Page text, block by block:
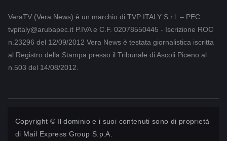
VeraTV (Vera News) è un marchio di TVP ITALY S.r.l. – PEC:
tvpitaly@arubapec.it P.IVA e C.F. 02078550445 - Iscrizione ROC
n.23296 del 12/09/2012 Vera News è testata giornalistica iscritta
al Registro della Stampa presso il Tribunale di Ascoli Piceno al
n.503 del 14/08/2012.
Copyright © Il dominio e i suoi contenuti sono di proprietà
di Mail Express Group S.p.A.